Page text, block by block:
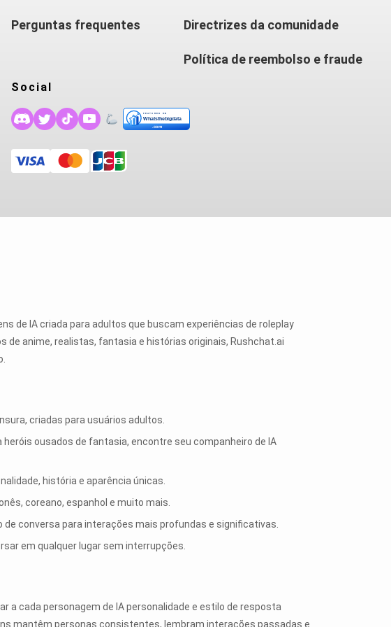
Perguntas frequentes Directrizes da comunidade
Política de reembolso e fraude
Social
de IA criada para adultos que buscam experiências de roleplay
de anime, realistas, fantasia e histórias originais, Rushchat.ai
criadas para usuários adultos.
ousados de fantasia, encontre seu companheiro de IA
história e aparência únicas.
coreano, espanhol e muito mais.
conversa para interações mais profundas e significativas.
em qualquer lugar sem interrupções.
a cada personagem de IA personalidade e estilo de resposta
mantêm personas consistentes, lembram interações passadas e